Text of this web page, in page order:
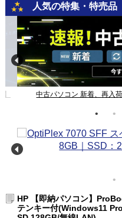
人気の特集・特売品
中古パソコン 新着、再入
HP 【即納パソコン】
テンキー付(Windows11